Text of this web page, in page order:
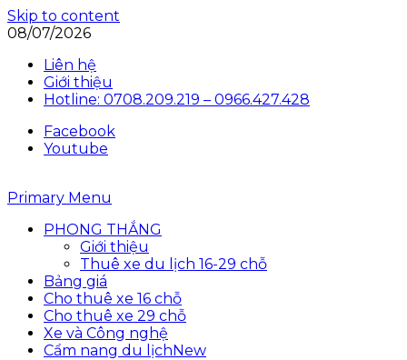
Skip to content
08/07/2026
Liên hệ
Giới thiệu
Hotline: 0708.209.219 – 0966.427.428
Facebook
Youtube
Primary Menu
PHONG THẮNG
Giới thiệu
Thuê xe du lịch 16-29 chỗ
Bảng giá
Cho thuê xe 16 chỗ
Cho thuê xe 29 chỗ
Xe và Công nghệ
Cẩm nang du lịchNew